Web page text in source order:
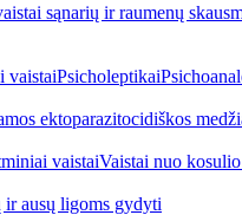
sąnarių ir raumenų
vaistaiPsicholeptikai
ektoparazitocidiškos
vaistaiVaistai nuo
ir ausų ligoms gydyti